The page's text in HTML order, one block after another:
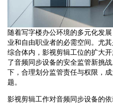
随着写字楼办公环境的多元化发
业和自由职业者的必需空间。尤
综合体内，影视剪辑工位的扩大
了音频同步设备的安全监管新挑
下，合理划分监管责任与权限，
题。
影视剪辑工作对音频同步设备的